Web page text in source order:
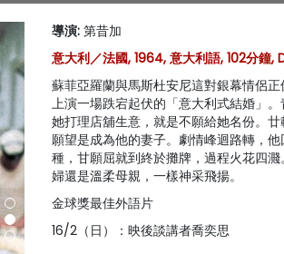
導演: 第昔加
意大利／法國, 1964, 意大利語, 102分鐘,
蘇菲亞羅蘭與馬斯杜安尼這對銀幕情侶
上演一場跌宕起伏的「意大利式結婚」
她打理店舖生意，就是不願給她名份。
願望是成為他的妻子。劇情峰迴路轉，
種，甘願屈就到終於攤牌，過程火花四
婦還是溫柔母親，一樣神采飛揚。
金球獎最佳外語片
16/2（日）：映後談講者喬奕思